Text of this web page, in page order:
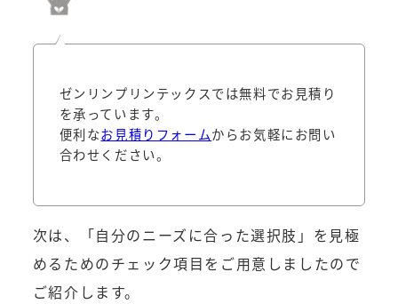
ゼンリンプリンテックスでは無料でお見積り
を承っています。
便利なお見積りフォームからお気軽にお問い
合わせください。
次は、「自分のニーズに合った選択肢」を見極
めるためのチェック項目をご用意しましたので
ご紹介します。